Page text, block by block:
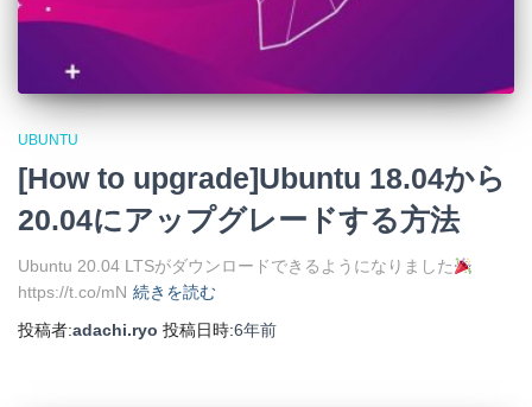
UBUNTU
[How to upgrade]Ubuntu 18.04から
20.04にアップグレードする方法
Ubuntu 20.04 LTSがダウンロードできるようになりました
https://t.co/mN 続きを読む
投稿者:adachi.ryo 投稿日時:6年前